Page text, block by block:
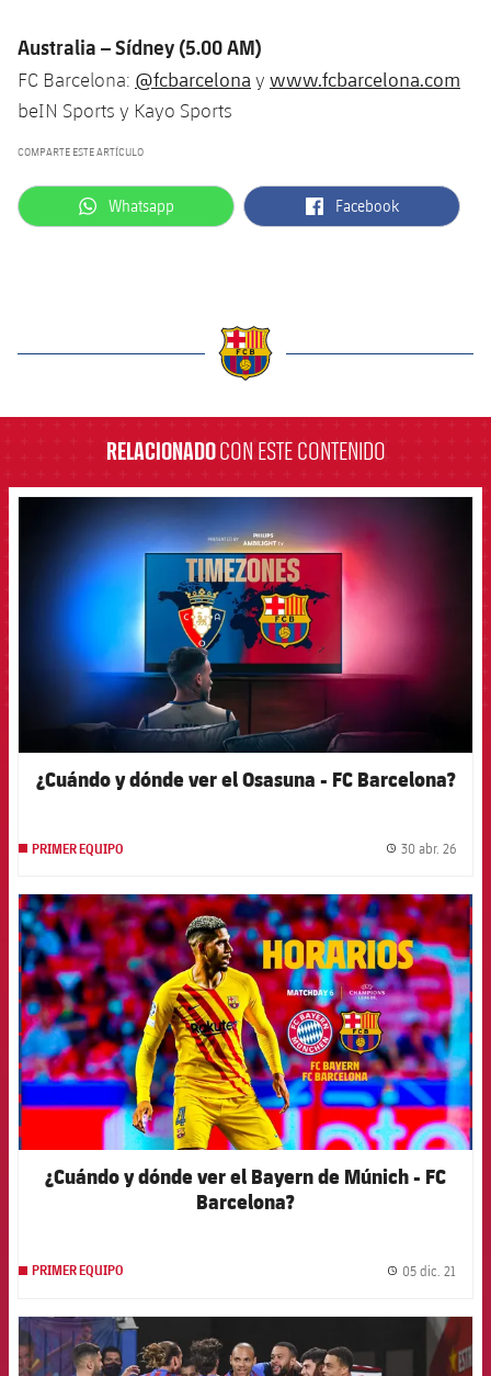
Australia – Sídney (5.00 AM)
FC Barcelona: @fcbarcelona y www.fcbarcelona.com
beIN Sports y Kayo Sports
COMPARTE ESTE ARTÍCULO
label.aria.whatsapp
Whatsapp label.aria.facebook
Facebook
RELACIONADOCON ESTE CONTENIDO
¿Cuándo y dónde ver el Osasuna - FC Barcelona?
PRIMER EQUIPO 30 abr. 26
FCB Barcelona badge
¿Cuándo y dónde ver el Bayern de Múnich - FC
Barcelona?
PRIMER EQUIPO 05 dic. 21